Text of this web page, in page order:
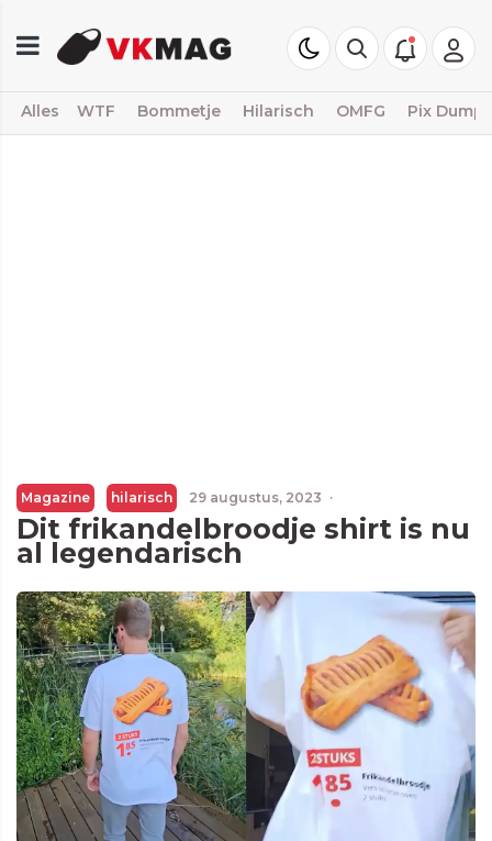
Alles WTF Bommetje Hilarisch OMFG Pix Dump
Magazine hilarisch 29 augustus, 2023 ·
Dit frikandelbroodje shirt is nu
al legendarisch